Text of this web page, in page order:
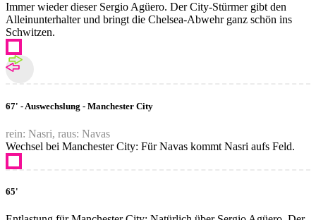
Immer wieder dieser Sergio Agüero. Der City-Stürmer gibt den
Alleinunterhalter und bringt die Chelsea-Abwehr ganz schön ins
Schwitzen.
67' - Auswechslung - Manchester City
rein: Nasri, raus: Navas
Wechsel bei Manchester City: Für Navas kommt Nasri aufs Feld.
65'